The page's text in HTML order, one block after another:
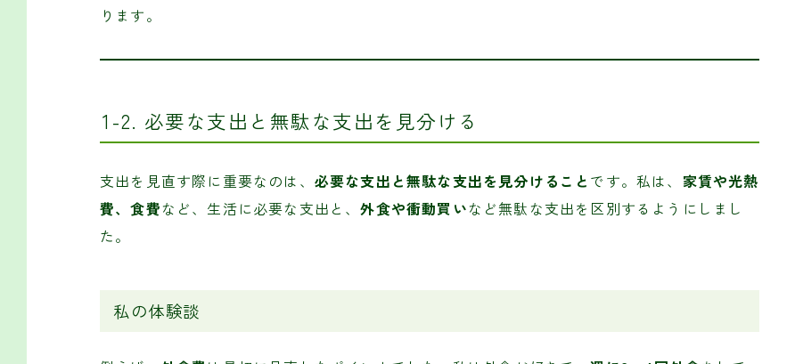
ります。
1-2. 必要な支出と無駄な支出を見分ける
支出を見直す際に重要なのは、 必要な支出と無駄な支出を見分けること です。私は、 家賃や光熱
費、食費など、生活に必要な支出と、外食や衝動買いなど無駄な支出を区別するようにしまし
た。
私の体験談